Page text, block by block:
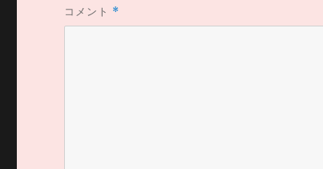
コメント *